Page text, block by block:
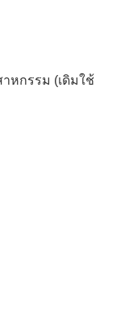
หกรรม (เดิมใช้